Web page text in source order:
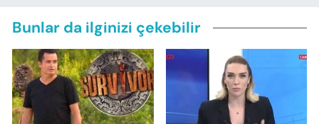
Bunlar da ilginizi çekebilir